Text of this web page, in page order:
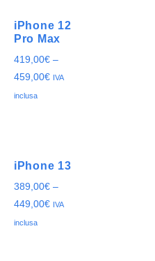
iPhone 12
Pro Max
419,00€ –
459,00€ IVA
inclusa
iPhone 13
389,00€ –
449,00€ IVA
inclusa